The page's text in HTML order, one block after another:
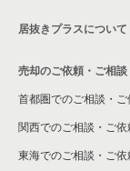
覧
東京都下の専門
武蔵野市のその
居抜きプラスについて
売却のご依頼・ご相談
首都圏でのご相談・ご
関西でのご相談・ご依
東海でのご相談・ご依